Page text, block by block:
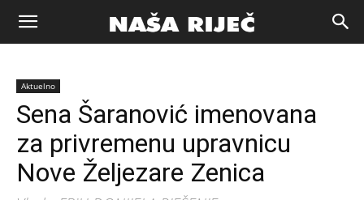
Naša
riječ
Zenica
Aktuelno
Sena Šaranović imenovana
za privremenu upravnicu
Nove Željezare Zenica